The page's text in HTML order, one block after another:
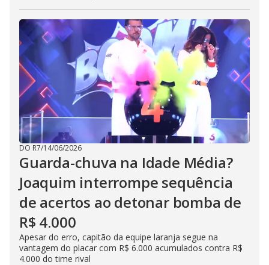
DO R7/14/06/2026
Guarda-chuva na Idade Média?
Joaquim interrompe sequência
de acertos ao detonar bomba de
R$ 4.000
Apesar do erro, capitão da equipe laranja segue na
vantagem do placar com R$ 6.000 acumulados contra R$
4.000 do time rival